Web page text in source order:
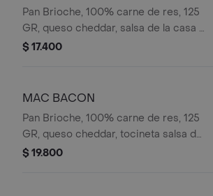
Pan Brioche, 100% carne de res, 125
GR, queso cheddar, salsa de la casa y
vegetales frescos.
$ 17.400
MAC BACON
Pan Brioche, 100% carne de res, 125
GR, queso cheddar, tocineta salsa de
la casa y vegetales frescos.
$ 19.800